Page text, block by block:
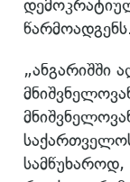
წარმოადგენს.
„ანგარიშში
სამწუხაროდ,